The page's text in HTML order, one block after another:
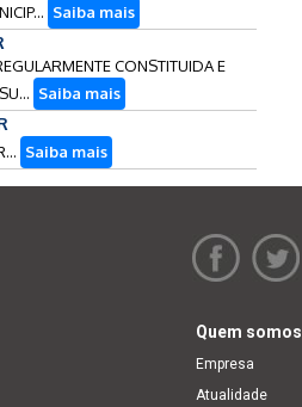
Saiba mais
CONSTITUIDA E
Saiba mais
Saiba mais
Quem somos
Empresa
Atualidade